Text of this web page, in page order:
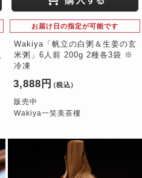
お届け日の指定が可能です
Wakiya「帆立の白粥＆生姜の玄
米粥」6人前 200g 2種各3袋 ※
冷凍
3,888円 （税込）
販売中
Wakiya一笑美茶樓